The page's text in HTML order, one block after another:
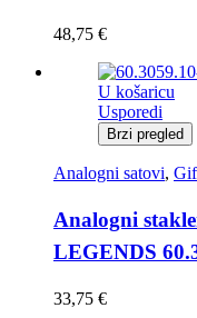
48,75 €
U košaricu
Usporedi
Brzi pregled
Analogni satovi,
Analogni
LEGENDS
33,75 €